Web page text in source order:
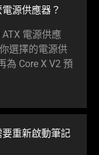
電源供應器 ？
ATX 電源供應
選擇的電源供
為 Core X V2 預
要重新啟動筆記